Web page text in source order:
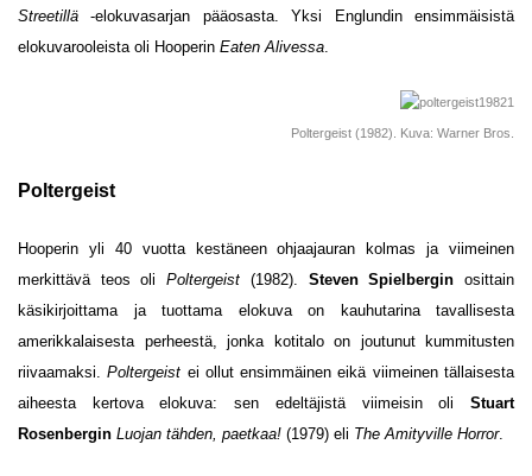
Streetillä-elokuvasarjan pääosasta. Yksi Englundin ensimmäisistä
elokuvarooleista oli Hooperin Eaten Alivessa
Poltergeist (1982). Kuva: Warner Bros.
Poltergeist
Hooperin yli 40 vuotta kestäneen ohjaajauran kolmas ja viimeinen
merkittävä teos oliPoltergeist (1982). Steven Spielberginosittain
käsikirjoittama ja tuottama elokuva on kauhutarina tavallisesta
amerikkalaisesta perheestä, jonka kotitalo on joutunut kummitusten
riivaamaksi.Poltergeist ei ollut ensimmäinen eikä viimeinen tällaisesta
aiheesta kertova elokuva: sen edeltäjistä viimeisin oli Stuart
Rosenbergin Luojan tähden, paetkaa! (1979) eli The Amityville Horror.